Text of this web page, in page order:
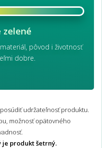
zelené
pôvod i životnosť
dobre.
udržateľnosť produktu.
možnosť opätovného
je produkt šetrný.